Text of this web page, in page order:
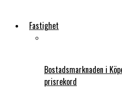
Fastighet
Bostadsmarknaden i
prisrekord